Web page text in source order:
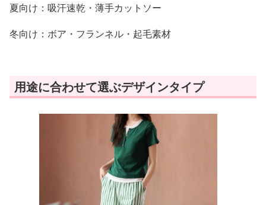
夏向け：吸汗速乾・薄手カットソー
冬向け：ボア・フランネル・起毛素材
用途に合わせて選ぶデザインタイプ